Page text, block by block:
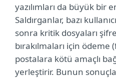
yazılımları da büyük bir
Saldırganlar, bazı
sonra kritik dosyaları
bırakılmaları için
postalara kötü amaçlı
yerleştirir. Bunun